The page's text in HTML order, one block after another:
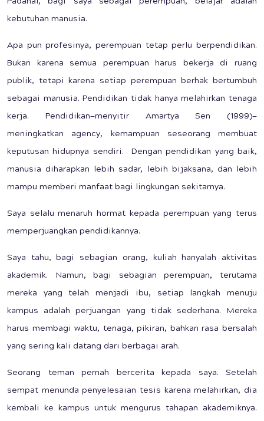
Padahal, bagi saya sebagai perempuan, belajar adalah
kebutuhan manusia.
Apa pun profesinya, perempuan tetap perlu berpendidikan.
Bukan karena semua perempuan harus bekerja di ruang
publik, tetapi karena setiap perempuan berhak bertumbuh
sebagai manusia. Pendidikan tidak hanya melahirkan tenaga
kerja. Pendidikan—menyitir Amartya Sen (1999)—
meningkatkan agency, kemampuan seseorang membuat
keputusan hidupnya sendiri. Dengan pendidikan yang baik,
manusia diharapkan lebih sadar, lebih bijaksana, dan lebih
mampu memberi manfaat bagi lingkungan sekitarnya.
Saya selalu menaruh hormat kepada perempuan yang terus
memperjuangkan pendidikannya.
Saya tahu, bagi sebagian orang, kuliah hanyalah aktivitas
akademik. Namun, bagi sebagian perempuan, terutama
mereka yang telah menjadi ibu, setiap langkah menuju
kampus adalah perjuangan yang tidak sederhana. Mereka
harus membagi waktu, tenaga, pikiran, bahkan rasa bersalah
yang sering kali datang dari berbagai arah.
Seorang teman pernah bercerita kepada saya. Setelah
sempat menunda penyelesaian tesis karena melahirkan, dia
kembali ke kampus untuk mengurus tahapan akademiknya.